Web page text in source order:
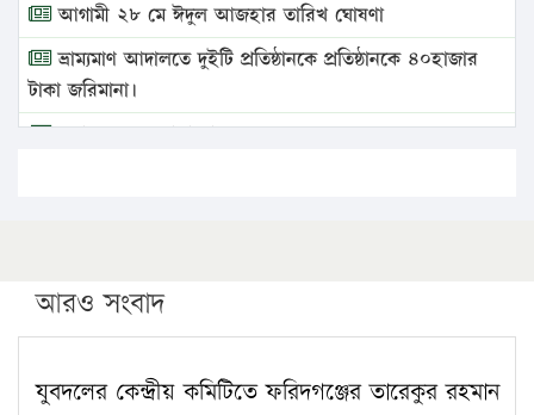
আগামী ২৮ মে ঈদুল আজহার তারিখ ঘোষণা
ভ্রাম্যমাণ আদালতে দুইটি প্রতিষ্ঠানকে প্রতিষ্ঠানকে ৪০হাজার
টাকা জরিমানা।
এবার লঞ্চের ভাড়া বাড়ল
পিএইচডি করছেন কুয়েটের কৃতি…
সারা দেশে বজ্রাঘাতে ১৪ জনের প্রাণহানি
কঠোর হচ্ছে এসএসসি ও এইচএসসি পরীক্ষা
আরও সংবাদ
যুবদলের কেন্দ্রীয় কমিটিতে ফরিদগঞ্জের তারেকুর রহমান